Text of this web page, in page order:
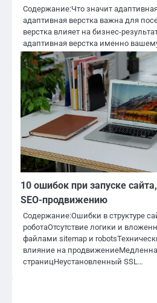
Содержание:Что значит
адаптивная верстка важна для
верстка влияет на бизнес-
адаптивная верстка именно
10 ошибок при запуске
SEO-продвижению
Содержание:Ошибки в структуре
роботаОтсутствие логики и
файлами sitemap и
влияние на
страницНеустановленный SSL…